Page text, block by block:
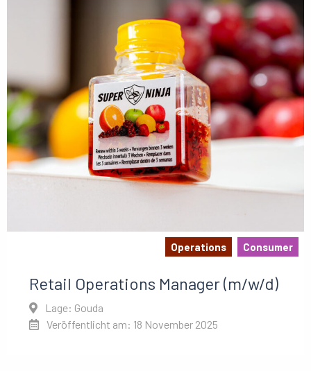
Operations Consumer
Retail Operations Manager (m/w/d)
Lage: Gouda
Veröffentlicht am: 18 November 2025